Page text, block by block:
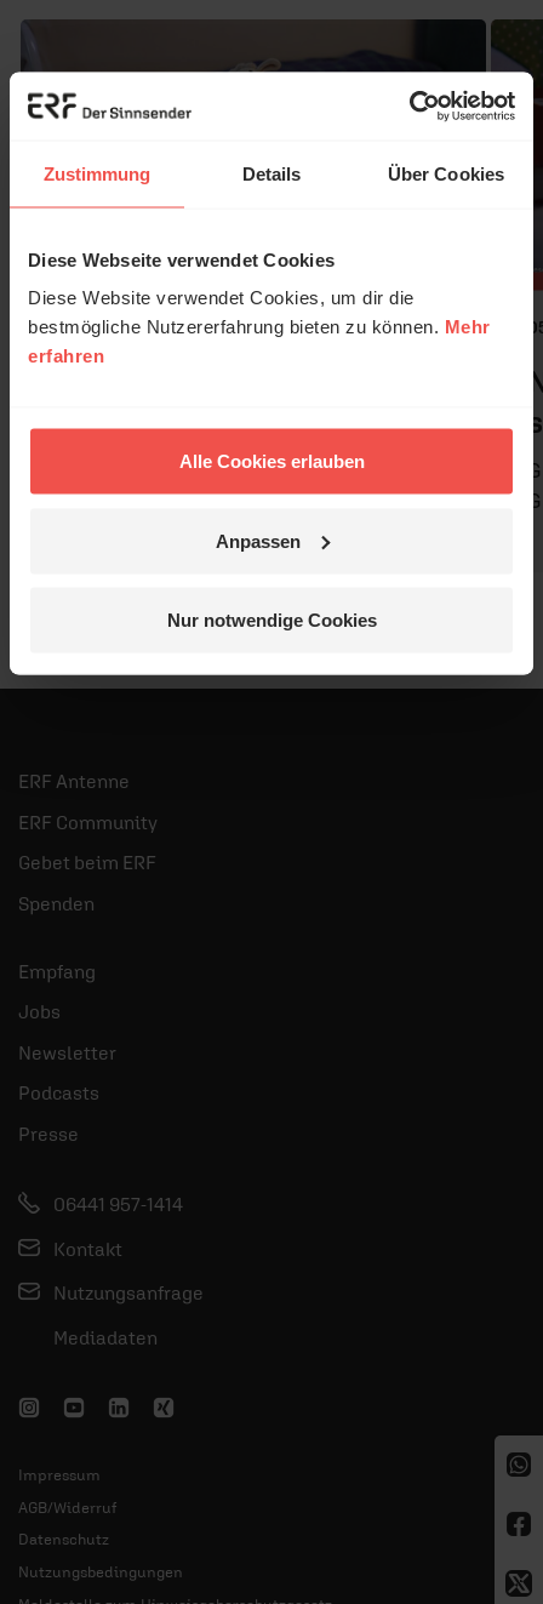
Zustimmung Details Über Cookies
Diese Webseite verwendet Cookies
Diese Website verwendet Cookies, um dir die
bestmögliche Nutzererfahrung bieten zu können. Mehr
erfahren
Alle Cookies erlauben
Anpassen
Nur notwendige Cookies
06.08.2026/ SchlafSchaf
Gute-Nacht-Geschichten für Klein und
ERF Antenne
ERF Community
Gebet beim ERF
Spenden
Empfang
Jobs
Newsletter
Podcasts
Presse
06441 957-1414
Kontakt
Nutzungsanfrage
Mediadaten
Impressum
AGB/Widerruf
Datenschutz
Nutzungsbedingungen